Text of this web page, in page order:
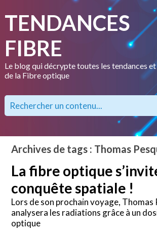
TENDANCES
FIBRE
Le blog qui décrypte toutes les tendances
de la Fibre optique
Archives de tags : Thomas
La fibre optique
conquête spatiale !
Lors de son prochain voyage, Thomas
analysera les radiations grâce à un
optique